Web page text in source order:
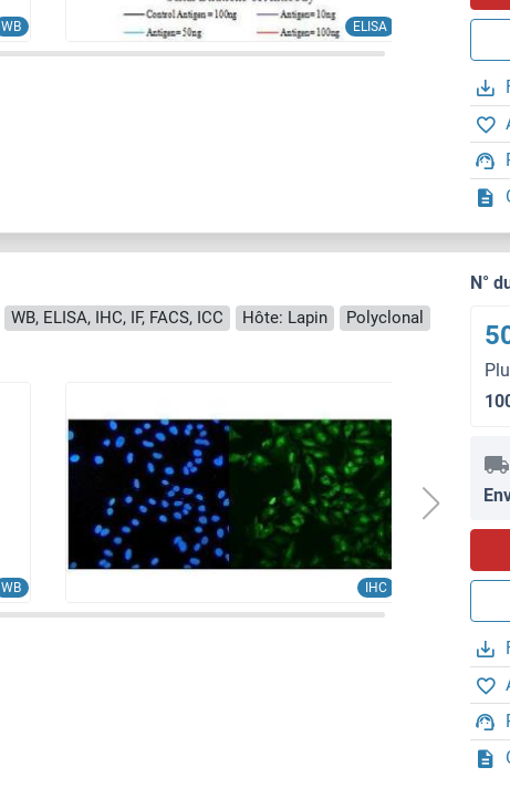
WB ELISA
WB, ELISA, IHC, IF, FACS, ICC Hôte: Lapin
Polyclonal
WB IHC
N°